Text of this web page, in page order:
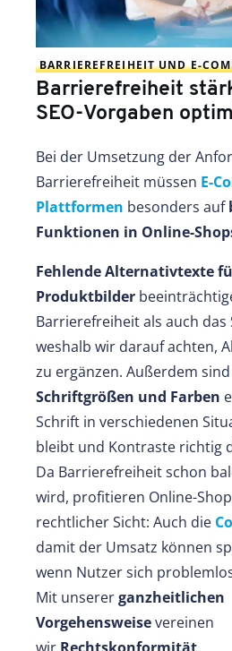
BARRIEREFREIHEIT UND E-
Barrierefreiheit
SEO-Vorgaben
Bei der Umsetzung der
Barrierefreiheit müssen E-
Plattformen besonders auf
Funktionen in Online-
Fehlende Alternativtexte
Produktbilder
Barrierefreiheit als auch das
weshalb wir darauf achten,
zu ergänzen. Außerdem sind
Schriftgrößen und Farben
Schrift in verschiedenen
bleibt und Kontraste richtig
Da Barrierefreiheit schon
wird, profitieren Online-
rechtlicher Sicht: Auch die
damit der Umsatz können
wenn Nutzer sich
Mit unsererganzheitlichen
Vorgehensweisevereinen